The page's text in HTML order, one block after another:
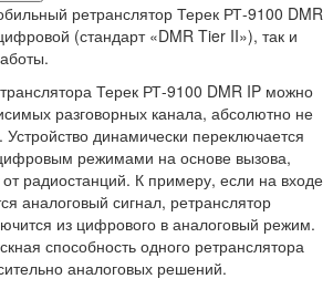
ретранслятор Терек РТ-9100 DMR
(стандарт «DMR Tier II»), так и
Терек РТ-9100 DMR IP можно
разговорных канала, абсолютно не
динамически переключается
режимами на основе вызова,
радиостанций. К примеру, если на входе
аналоговый сигнал, ретранслятор
из цифрового в аналоговый режим.
способность одного ретранслятора
аналоговых решений.